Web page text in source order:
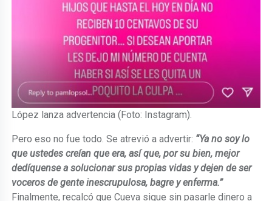
López lanza advertencia (Foto: Instagram).
Pero eso no fue todo. Se atrevió a advertir: “Ya no soy lo
que ustedes creían que era, así que, por su bien, mejor
dedíquense a solucionar sus propias vidas y dejen de ser
voceros de gente inescrupulosa, bagre y enferma.”
Finalmente, recalcó que Cueva sigue sin pasarle dinero a